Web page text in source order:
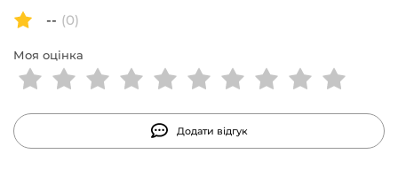
-- (0)
Моя оцінка
Додати відгук